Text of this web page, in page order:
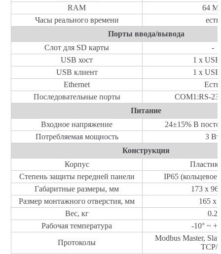
RAM
64
Часы реального времени
есть
Порты ввода/вывода
Слот для SDкарты
-
USBхост
1 x
USB клиент
1 x
Ethernet
Есть
Последовательные порты
COM1:RS-
Питание
Входное напряжение
24±15% В
Потребляемая мощность
3Вт
Конструкция
Корпус
Степень защиты передней панели
IP65 (кольцевое
Габаритные размеры, мм
173 x 96
Размер монтажного отверстия, мм
165 х
Вес, кг
0.2
Рабочая температура
-10°~
Протоколы
Modbus Master,
TCP/